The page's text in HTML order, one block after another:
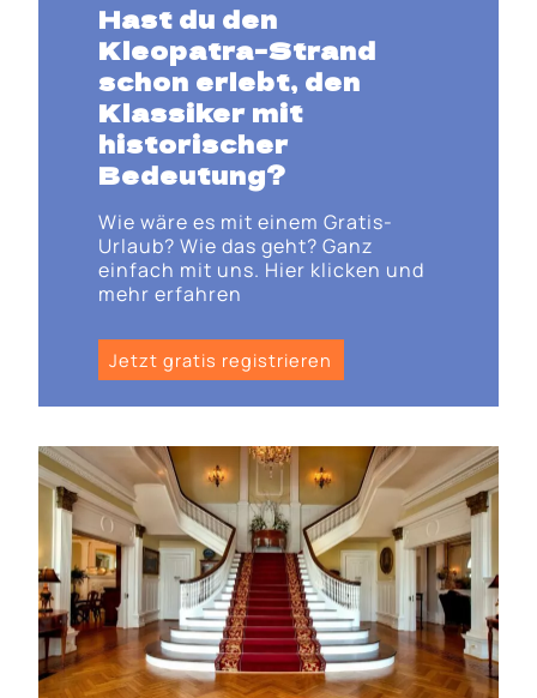
Hast du den
Kleopatra-Strand
schon erlebt, den
Klassiker mit
historischer
Bedeutung?
Wie wäre es mit einem Gratis-
Urlaub? Wie das geht? Ganz
einfach mit uns. Hier klicken und
mehr erfahren
Jetzt gratis registrieren